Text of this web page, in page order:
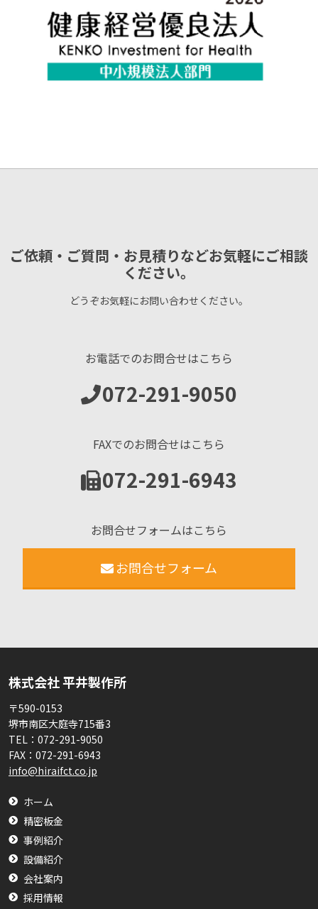
ご依頼・ご質問・お見積りなどお気軽にご相談
ください。
どうぞお気軽にお問い合わせください。
お電話でのお問合せはこちら
072-291-9050
FAXでのお問合せはこちら
072-291-6943
お問合せフォームはこちら
お問合せフォーム
株式会社 平井製作所
〒590-0153
堺市南区大庭寺715番3
TEL： 072-291-9050
FAX： 072-291-6943
info@hiraifct.co.jp
ホーム
精密板金
事例紹介
設備紹介
会社案内
採用情報